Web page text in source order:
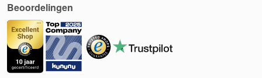
Beoordelingen